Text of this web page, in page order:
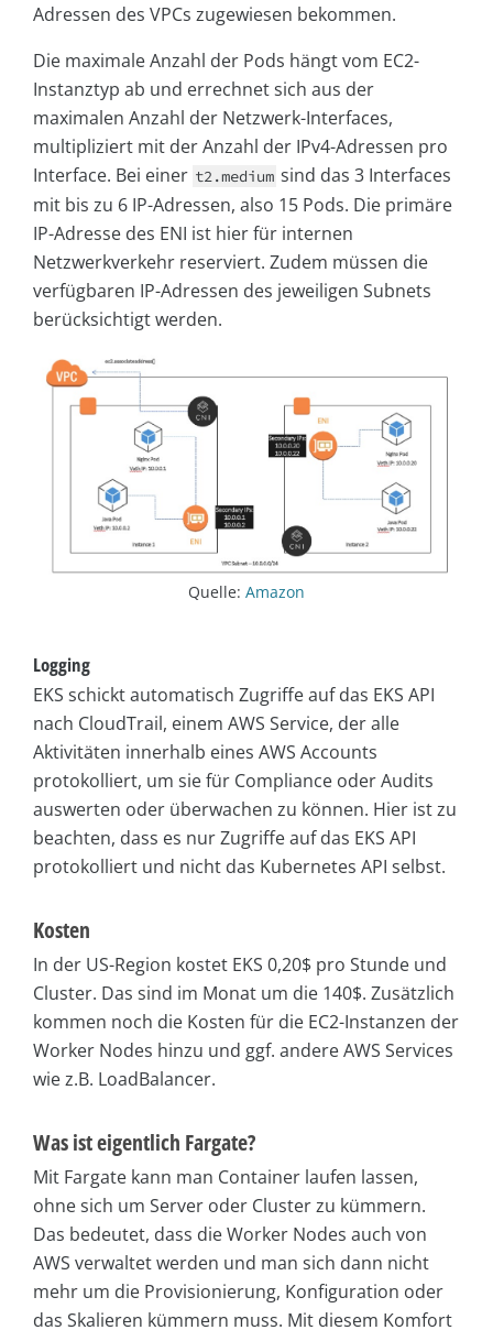
Adressen des VPCs zugewiesen bekommen.
Die maximale Anzahl der Pods hängt vom EC2-
Instanztyp ab und errechnet sich aus der
maximalen Anzahl der Netzwerk-Interfaces,
multipliziert mit der Anzahl der IPv4-Adressen pro
Interface. Bei einer t2.medium sind das 3 Interfaces
mit bis zu 6 IP-Adressen, also 15 Pods. Die primäre
IP-Adresse des ENI ist hier für internen
Netzwerkverkehr reserviert. Zudem müssen die
verfügbaren IP-Adressen des jeweiligen Subnets
berücksichtigt werden.
Quelle: Amazon
Logging
EKS schickt automatisch Zugriffe auf das EKS API
nach CloudTrail, einem AWS Service, der alle
Aktivitäten innerhalb eines AWS Accounts
protokolliert, um sie für Compliance oder Audits
auswerten oder überwachen zu können. Hier ist zu
beachten, dass es nur Zugriffe auf das EKS API
protokolliert und nicht das Kubernetes API selbst.
Kosten
In der US-Region kostet EKS 0,20$ pro Stunde und
Cluster. Das sind im Monat um die 140$. Zusätzlich
kommen noch die Kosten für die EC2-Instanzen der
Worker Nodes hinzu und ggf. andere AWS Services
wie z.B. LoadBalancer.
Was ist eigentlich Fargate?
Mit Fargate kann man Container laufen lassen,
ohne sich um Server oder Cluster zu kümmern.
Das bedeutet, dass die Worker Nodes auch von
AWS verwaltet werden und man sich dann nicht
mehr um die Provisionierung, Konfiguration oder
das Skalieren kümmern muss. Mit diesem Komfort